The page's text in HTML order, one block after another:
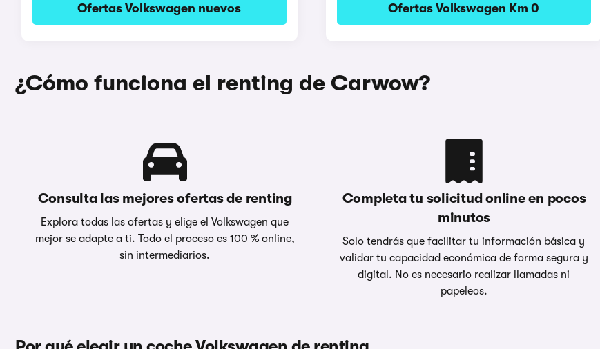
Ofertas Volkswagen nuevos Ofertas Volkswagen Km 0
¿Cómo funciona el renting de Carwow?
Consulta las mejores ofertas de renting
Explora todas las ofertas y elige el Volkswagen que
mejor se adapte a ti. Todo el proceso es 100 % online,
sin intermediarios.
Completa tu solicitud online en pocos
minutos
Solo tendrás que facilitar tu información básica y
validar tu capacidad económica de forma segura y
digital. No es necesario realizar llamadas ni
papeleos.